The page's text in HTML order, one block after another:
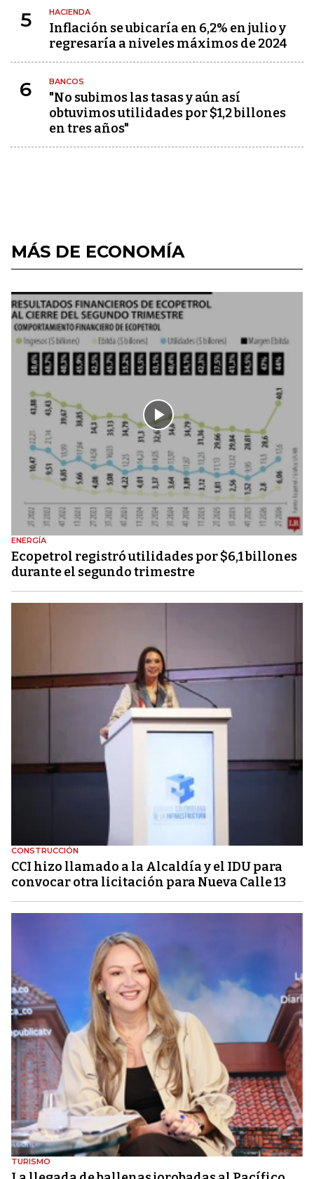
5 HACIENDA
Inflación se ubicaría en 6,2% en julio y
regresaría a niveles máximos de 2024
6 BANCOS
"No subimos las tasas y aún así
obtuvimos utilidades por $1,2 billones
en tres años"
MÁS DE ECONOMÍA
ENERGÍA
Ecopetrol registró utilidades por $6,1 billones
durante el segundo trimestre
CONSTRUCCIÓN
CCI hizo llamado a la Alcaldía y el IDU para
convocar otra licitación para Nueva Calle 13
TURISMO